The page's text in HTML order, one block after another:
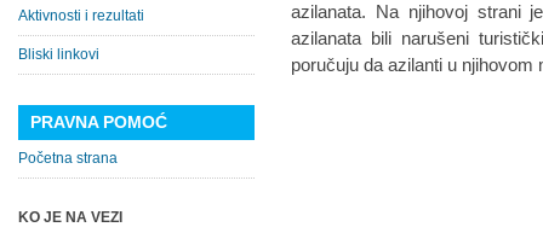
azilanata. Na njihovoj strani
azilanata bili narušeni
poručuju da azilanti u
Aktivnosti i rezultati
Bliski linkovi
PRAVNA POMOĆ
Početna strana
KO JE NA VEZI